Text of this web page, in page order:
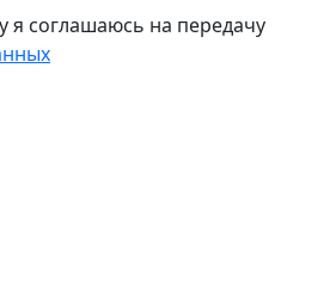
я соглашаюсь на передачу